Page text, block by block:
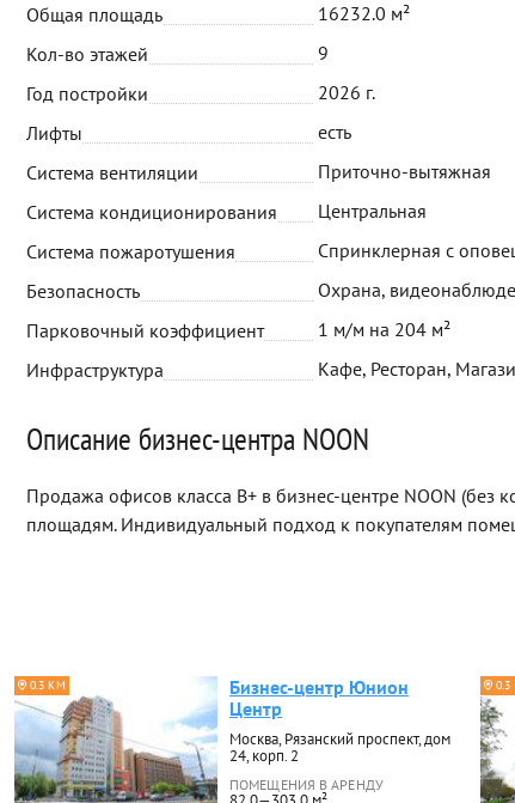
Общая площадь
16232.0 м²
Кол-во этажей
9
Год постройки
2026 г.
Лифты
есть
Система вентиляции
Приточно-вытяжная
Система кондиционирования
Центральная
Система пожаротушения
Спринклерная с
Безопасность
Охрана,
Парковочный коэффициент
1 м/м на 204 м²
Инфраструктура
Кафе, Ресторан,
Описание бизнес-центра NOON
Продажа офисов класса B+ в бизнес-центре NOON (без
площадям. Индивидуальный подход к покупателям
0.3 КМ
Бизнес-центр Юнион
Центр
Москва, Рязанский проспект, дом
24, корп. 2
ПОМЕЩЕНИЯ В АРЕНДУ